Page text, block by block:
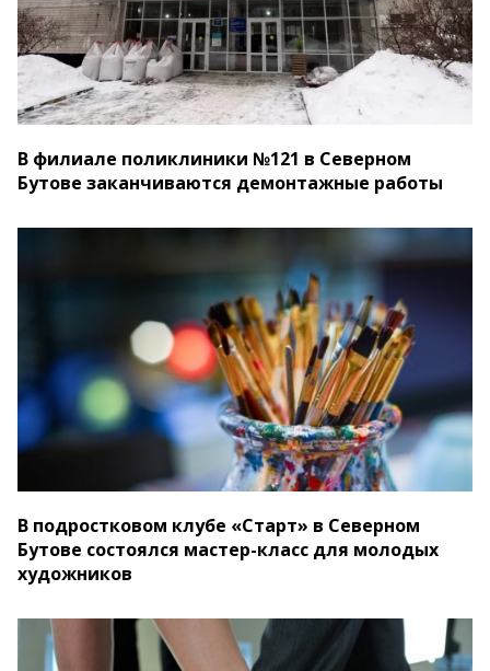
В филиале поликлиники №121 в Северном
Бутове заканчиваются демонтажные работы
В подростковом клубе «Старт» в Северном
Бутове состоялся мастер-класс для молодых
художников